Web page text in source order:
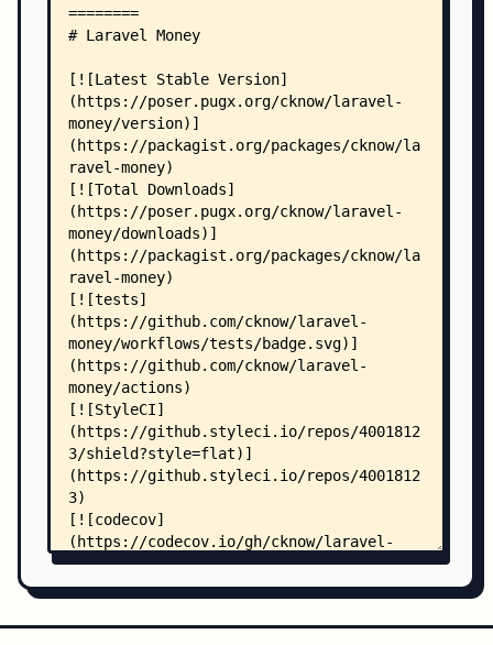
    │   ├── MoneyParserTrait.php
    │   ├── MoneySerializer.php
    │   ├── MoneyServiceProvider.php
    │   ├── Casts/
    │   │   ├── MoneyCast.php
    │   │   ├── MoneyDecimalCast.php
    │   │   ├── MoneyIntegerCast.php
    │   │   └── MoneyStringCast.php
    │   ├── Currencies/
    │   │   └── ISOCurrencies.php
    │   ├── Formatters/
    │   │   └── CurrencySymbolMoneyFormatter.php
    │   ├── Rules/
    │   │   ├── Currency.php
    │   │   └── Money.php
    │   └── Serializer/
    │       ├── ArrayMoneySerializer.php
    │       ├── DecimalMoneySerializer.php
    │       ├── IntegerMoneySerializer.php
    │       └── StringMoneySerializer.php
    ├── tests/
    │   ├── BladeExtensionTest.php
    │   ├── CurrenciesTraitTest.php
    │   ├── HelpersTest.php
    │   ├── LocaleTraitTest.php
    │   ├── MoneyCastTest.php
    │   ├── MoneyFormatterSerializerTest.php